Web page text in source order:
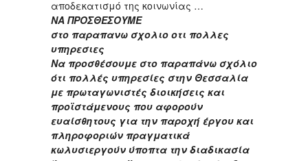
αποδεκατισμό της κοινωνίας …
ΝΑ ΠΡΟΣΘΕΣΟΥΜΕ
στο παραπανω σχολιο οτι πολλες
υπηρεσιες
Να προσθέσουμε στο παραπάνω σχόλιο
ότι πολλές υπηρεσίες στην Θεσσαλία
με πρωταγωνιστές διοικήσεις και
προϊστάμενους που αφορούν
ευαίσθητους για την παροχή έργου και
πληροφοριών πραγματικά
κωλυσιεργούν ύποπτα την διαδικασία